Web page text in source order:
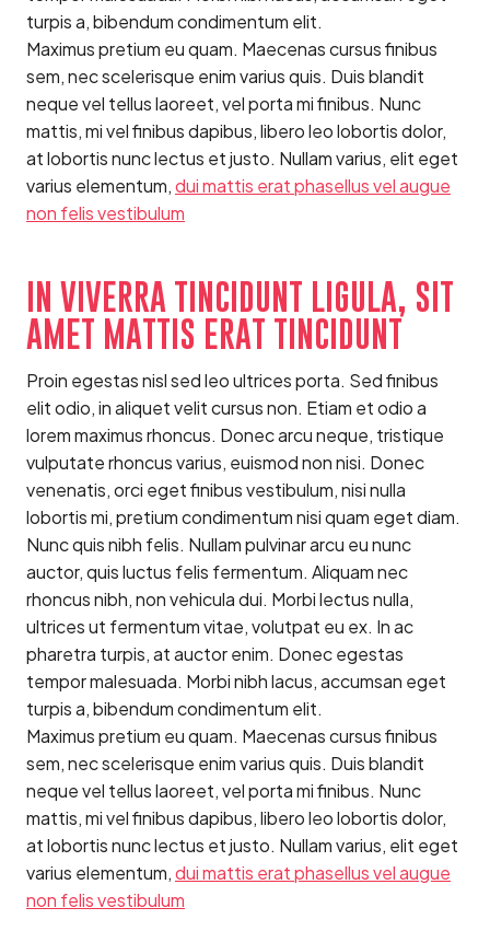
turpis a, bibendum condimentum elit.
Maximus pretium eu quam. Maecenas cursus finibus
sem, nec scelerisque enim varius quis. Duis blandit
neque vel tellus laoreet, vel porta mi finibus. Nunc
mattis, mi vel finibus dapibus, libero leo lobortis dolor,
at lobortis nunc lectus et justo. Nullam varius, elit eget
varius elementum,dui mattis erat phasellus vel augue
non felis vestibulum
IN VIVERRA TINCIDUNT LIGULA, SIT
AMET MATTIS ERAT TINCIDUNT
Proin egestas nisl sed leo ultrices porta. Sed finibus
elit odio, in aliquet velit cursus non. Etiam et odio a
lorem maximus rhoncus. Donec arcu neque, tristique
vulputate rhoncus varius, euismod non nisi. Donec
venenatis, orci eget finibus vestibulum, nisi nulla
lobortis mi, pretium condimentum nisi quam eget diam.
Nunc quis nibh felis. Nullam pulvinar arcu eu nunc
auctor, quis luctus felis fermentum. Aliquam nec
rhoncus nibh, non vehicula dui. Morbi lectus nulla,
ultrices ut fermentum vitae, volutpat eu ex. In ac
pharetra turpis, at auctor enim. Donec egestas
tempor malesuada. Morbi nibh lacus, accumsan eget
turpis a, bibendum condimentum elit.
Maximus pretium eu quam. Maecenas cursus finibus
sem, nec scelerisque enim varius quis. Duis blandit
neque vel tellus laoreet, vel porta mi finibus. Nunc
mattis, mi vel finibus dapibus, libero leo lobortis dolor,
at lobortis nunc lectus et justo. Nullam varius, elit eget
varius elementum,dui mattis erat phasellus vel augue
non felis vestibulum